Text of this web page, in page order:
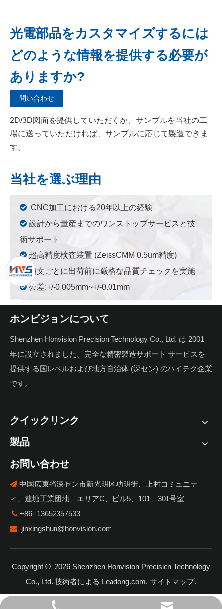
光電部品をカスタマイズするには
どのような情報を提供する必要が
ありますか?
問い合わせ
2D/3D図面を提供していただくか、サンプルを当社の工
場に送っていただければ、サンプルに応じて製造できま
す。
当社を選ぶ理由
 CNC加工における20年以上の経験
 設計から量産までのワンストップサービスと技
術サポート
 超高精度検査装置 (ZeissCMM 0.5um精度)
注文ごとに出荷前に厳格な品質チェックを実施
公差:+/-0.005mm~+/-0.01mm
ホンビジョンについて
Shenzhen Honvision Precision Technology Co., Ltd. は 2001
年に設立されました。完全な精密製造サポート サービスを
提供する国レベルおよび地方自治体 (深セン) のハイテク企業
です。
クイックリンク
製品
お問い合わせ
 中国広東省深セン市新光明区功明街、上村コミュニテ
ィ、連塘工業団地、エリアC、ビル5、101、301号室
 +86- 13652357533
 jinxingshun@honvision.com
Copyright © 2026 Shenzhen Honvision Precision Technology
Co., Ltd. 技術者による Leadong.com. サイトマップ.